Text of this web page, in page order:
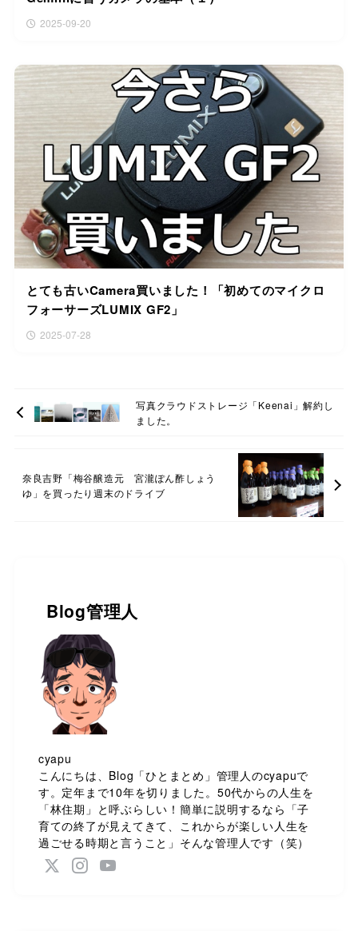
2025-09-20
とても古いCamera買いました！「初めてのマイクロ
フォーサーズLUMIX GF2」
2025-07-28
写真クラウドストレージ「Keenai」解約し
ました。
奈良吉野「梅谷醸造元 宮瀧ぽん酢しょう
ゆ」を買ったり週末のドライブ
Blog管理人
cyapu
こんにちは、Blog「ひとまとめ」管理人のcyapuで
す。定年まで10年を切りました。50代からの人生を
「林住期」と呼ぶらしい！簡単に説明するなら「子
育ての終了が見えてきて、これからが楽しい人生を
過ごせる時期と言うこと」そんな管理人です（笑）